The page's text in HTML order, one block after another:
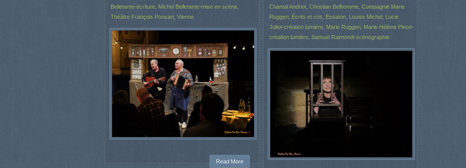
Belletante-écriture Michel Belletante-mise en scène
Théâtre François Ponsart Vienne
Read More
Chantal Andriot, Christian Belhomme, Compagnie Marie
Ruggeri, Écrits et cris Essaïon, Louise Michel, Lucie
Joliot-création lumière, Marie Ruggeri, Marie-Hélène Pinon-
création lumière, Samuel Raimondi-scénographie